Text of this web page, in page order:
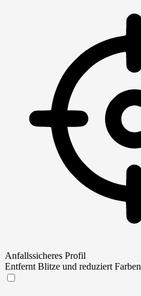
Anfallssicheres Profil
Entfernt Blitze und reduziert Farben